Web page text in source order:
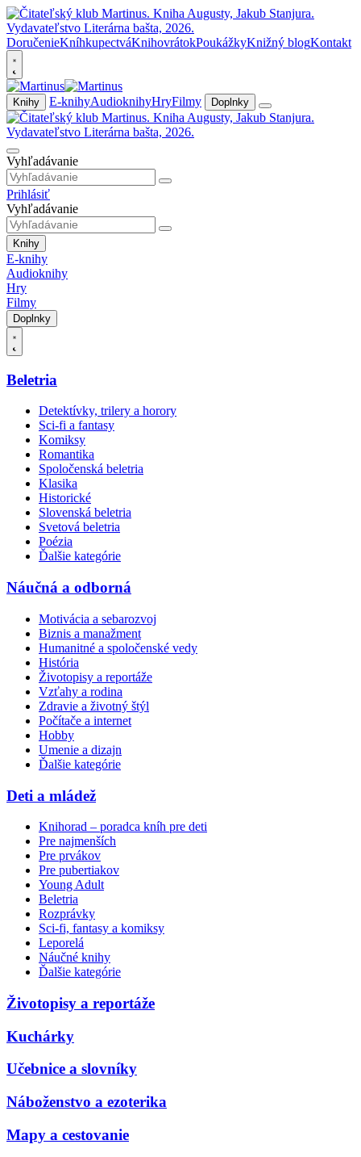
DoručenieKníhkupectváKnihovrátokPoukážkyKnižný blogKontakt
Knihy E-knihyAudioknihyHryFilmy Doplnky
Vyhľadávanie
Prihlásiť
Vyhľadávanie
Knihy
E-knihy
Audioknihy
Hry
Filmy
Doplnky
Beletria
Detektívky, trilery a horory
Sci-fi a fantasy
Komiksy
Romantika
Spoločenská beletria
Klasika
Historické
Slovenská beletria
Svetová beletria
Poézia
Ďalšie kategórie
Náučná a odborná
Motivácia a sebarozvoj
Biznis a manažment
Humanitné a spoločenské vedy
História
Životopisy a reportáže
Vzťahy a rodina
Zdravie a životný štýl
Počítače a internet
Hobby
Umenie a dizajn
Ďalšie kategórie
Deti a mládež
Knihorad – poradca kníh pre deti
Pre najmenších
Pre prvákov
Pre pubertiakov
Young Adult
Beletria
Rozprávky
Sci-fi, fantasy a komiksy
Leporelá
Náučné knihy
Ďalšie kategórie
Životopisy a reportáže
Kuchárky
Učebnice a slovníky
Náboženstvo a ezoterika
Mapy a cestovanie